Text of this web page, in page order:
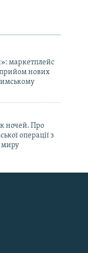
маркетплейс
нових
ночей. Про
операції з
миру